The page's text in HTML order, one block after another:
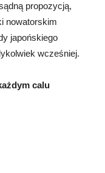
propozycją,
nowatorskim
japońskiego
wcześniej.
calu